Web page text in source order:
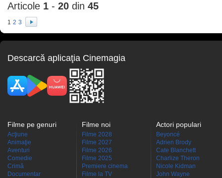
Articole 1 - 20 din 45
1 2 3
Descarcă aplicaţia Cinemagia
Filme pe genuri
Acţiune
Animaţie
Aventuri
Comedie
Crimă
Documentar
Filme noi
Filme 2028
Filme 2027
Filme 2026
Filme 2025
Premiere cinema
Filme la TV
Actori populari
Beyoncé
Adrien Brody
Cate Blanchett
Charlize Theron
Nicole Kidman
John Wayne